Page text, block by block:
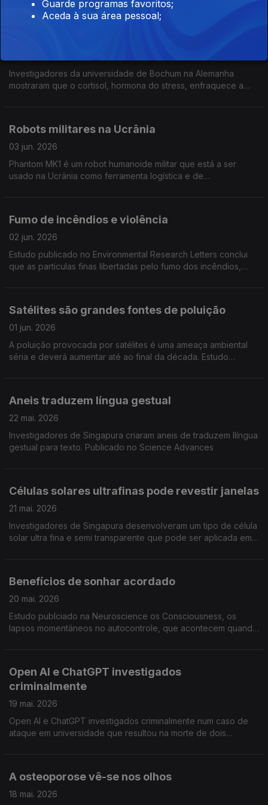
evitando assim grandes consumos de água e energia em
lavagens. Publicado na Nature Communications Chemistry
Investigadores da universidade de Bochum na Alemanha
mostraram que o cortisol, hormona do stress, enfraquece a
Robots militares na Ucrânia
03 jun. 2026
Phantom MK1 é um robot humanoide militar que está a ser
usado na Ucrânia como ferramenta logística e de
Fumo de incêndios e violência
02 jun. 2026
Estudo publicado no Environmental Research Letters conclui
que as particulas finas libertadas pelo fumo dos incêndios,
Satélites são grandes fontes de poluição
01 jun. 2026
A poluição provocada por satélites é uma ameaça ambiental
séria e deverá aumentar até ao final da década. Estudo
Aneis traduzem língua gestual
22 mai. 2026
Investigadores de Singapura criaram aneis de traduzem llíngua
gestual para texto. Publicado no Science Advances
Células solares ultrafinas pode revestir janelas
21 mai. 2026
Investigadores de Singapura desenvolveram um tipo de célula
solar ultra fina e semi transparente que pode ser aplicada em
Benefícios de sonhar acordado
20 mai. 2026
Estudo publciado na Neuroscience os Consciousness, os
lapsos momentâneos no autocontrole, que acontecem quando
Open AI e ChatGPT investigados
criminalmente
19 mai. 2026
Open AI e ChatGPT investigados criminalmente num caso de
ataque em universidade que resultou na morte de dois
A osteoporose vê-se nos olhos
18 mai. 2026
Guarde programas favoritos;
Aceda à sua área pessoal;